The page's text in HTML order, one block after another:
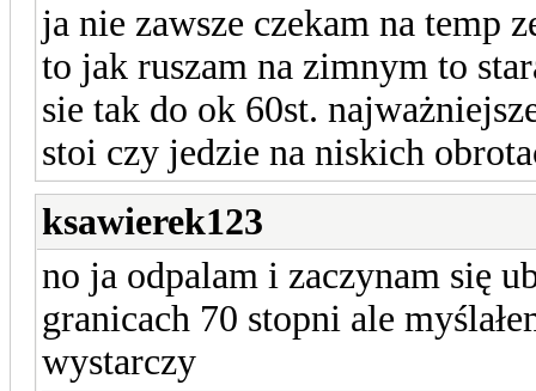
ja nie zawsze czekam na temp
to jak ruszam na zimnym to
sie tak do ok 60st.
stoi czy jedzie na niskich
ksawierek123
no ja odpalam i zaczynam się
granicach 70 stopni ale
wystarczy